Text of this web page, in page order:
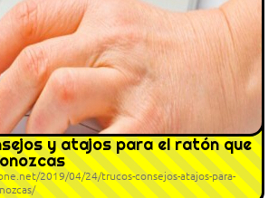
y atajos para el ratón que
2019/04/24/trucos-consejos-atajos-para-